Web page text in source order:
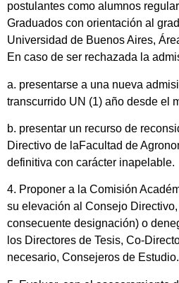
postulantes como alumnos
Graduados con orientación al
Universidad de Buenos Aires,
En caso de ser rechazada la
a. presentarse a una nueva
transcurrido UN (1) año desde el
b. presentar un recurso de
Directivo de laFacultad de
definitiva con carácter inapelable.
4. Proponer a la Comisión
su elevación al Consejo
consecuente designación) o
los Directores de Tesis, Co-
necesario, Consejeros de Estudio.